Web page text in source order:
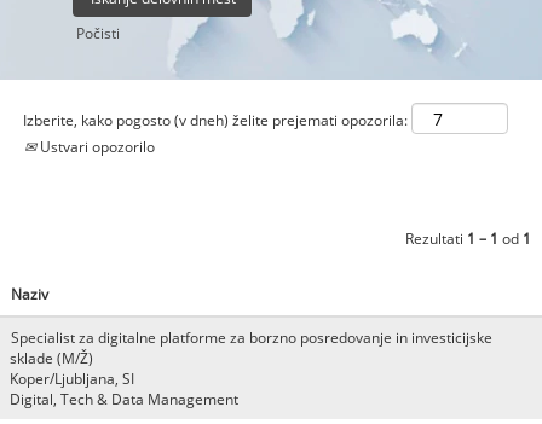
Počisti
Izberite, kako pogosto (v dneh) želite prejemati opozorila:
Ustvari opozorilo
Rezultati 1 – 1 od 1
Naziv
Specialist za digitalne platforme za borzno posredovanje in investicijske
sklade (M/Ž)
Koper/Ljubljana, SI
Digital, Tech & Data Management